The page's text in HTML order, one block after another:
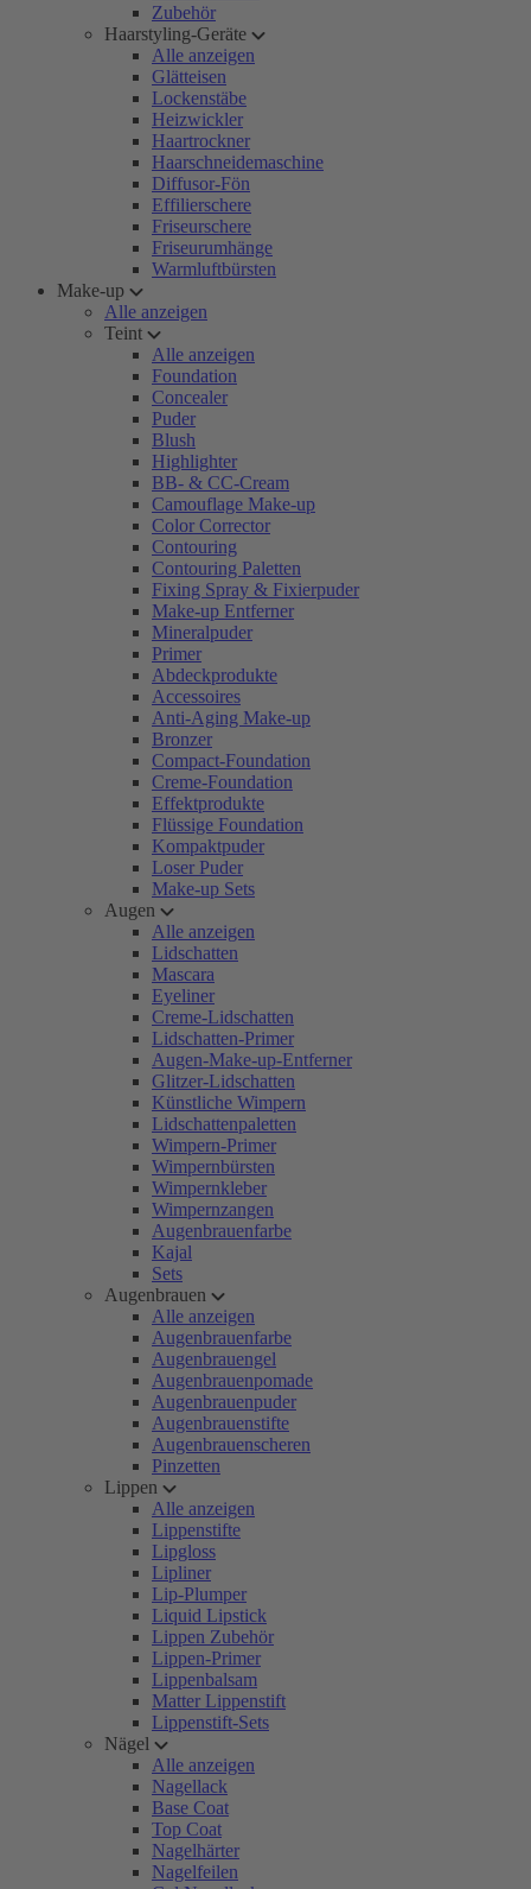
Zubehör
Haarstyling-Geräte
Alle anzeigen
Glätteisen
Lockenstäbe
Heizwickler
Haartrockner
Haarschneidemaschine
Diffusor-Fön
Effilierschere
Friseurschere
Friseurumhänge
Warmluftbürsten
Make-up
Alle anzeigen
Teint
Alle anzeigen
Foundation
Concealer
Puder
Blush
Highlighter
BB- & CC-Cream
Camouflage Make-up
Color Corrector
Contouring
Contouring Paletten
Fixing Spray & Fixierpuder
Make-up Entferner
Mineralpuder
Primer
Abdeckprodukte
Accessoires
Anti-Aging Make-up
Bronzer
Compact-Foundation
Creme-Foundation
Effektprodukte
Flüssige Foundation
Kompaktpuder
Loser Puder
Make-up Sets
Augen
Alle anzeigen
Lidschatten
Mascara
Eyeliner
Creme-Lidschatten
Lidschatten-Primer
Augen-Make-up-Entferner
Glitzer-Lidschatten
Künstliche Wimpern
Lidschattenpaletten
Wimpern-Primer
Wimpernbürsten
Wimpernkleber
Wimpernzangen
Augenbrauenfarbe
Kajal
Sets
Augenbrauen
Alle anzeigen
Augenbrauenfarbe
Augenbrauengel
Augenbrauenpomade
Augenbrauenpuder
Augenbrauenstifte
Augenbrauenscheren
Pinzetten
Lippen
Alle anzeigen
Lippenstifte
Lipgloss
Lipliner
Lip-Plumper
Liquid Lipstick
Lippen Zubehör
Lippen-Primer
Lippenbalsam
Matter Lippenstift
Lippenstift-Sets
Nägel
Alle anzeigen
Nagellack
Base Coat
Top Coat
Nagelhärter
Nagelfeilen